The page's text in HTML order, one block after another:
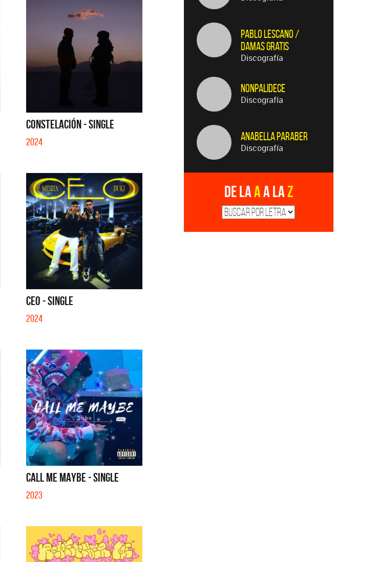
CONSTELACIÓN - SINGLE
2024
CEO - SINGLE
2024
CALL ME MAYBE - SINGLE
2023
Pablo Lescano /
Damas Gratis
Discografía
Nonpalidece
Discografía
Anabella Paraber
Discografía
De laAa laZ